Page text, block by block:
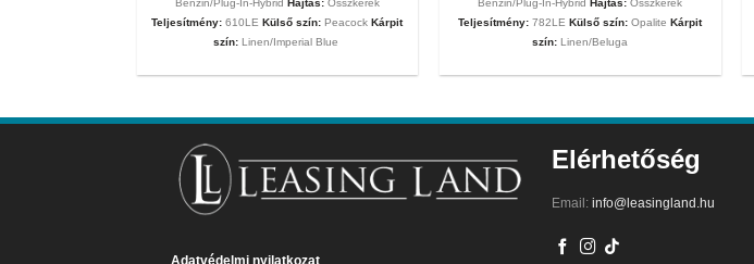
Benzin/Plug-In-Hybrid Hajtás:Összkerék
Teljesítmény: 610LE Külső szín:PeacockKárpit
szín:Linen/Imperial Blue
Benzin/Plug-In-Hybrid Hajtás:Összkerék
Teljesítmény:782LE Külső szín: Opalite Kárpit
szín:Linen/Beluga
Adatvédelmi nyilatkozat
Elérhetőség
Email: info@leasingland.hu